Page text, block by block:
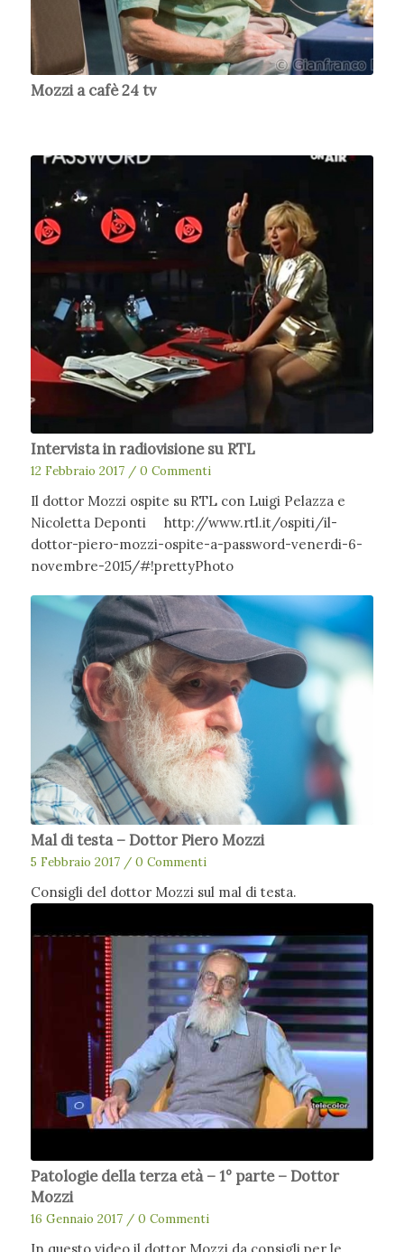
Mozzi a cafè 24 tv
Intervista in radiovisione su RTL
12 Febbraio 2017 / 0 Commenti
Il dottor Mozzi ospite su RTL con Luigi Pelazza e
Nicoletta Deponti http://www.rtl.it/ospiti/il-
dottor-piero-mozzi-ospite-a-password-venerdi-6-
novembre-2015/#!prettyPhoto
Mal di testa – Dottor Piero Mozzi
5 Febbraio 2017 / 0 Commenti
Consigli del dottor Mozzi sul mal di testa.
Patologie della terza età – 1° parte – Dottor
Mozzi
16 Gennaio 2017 / 0 Commenti